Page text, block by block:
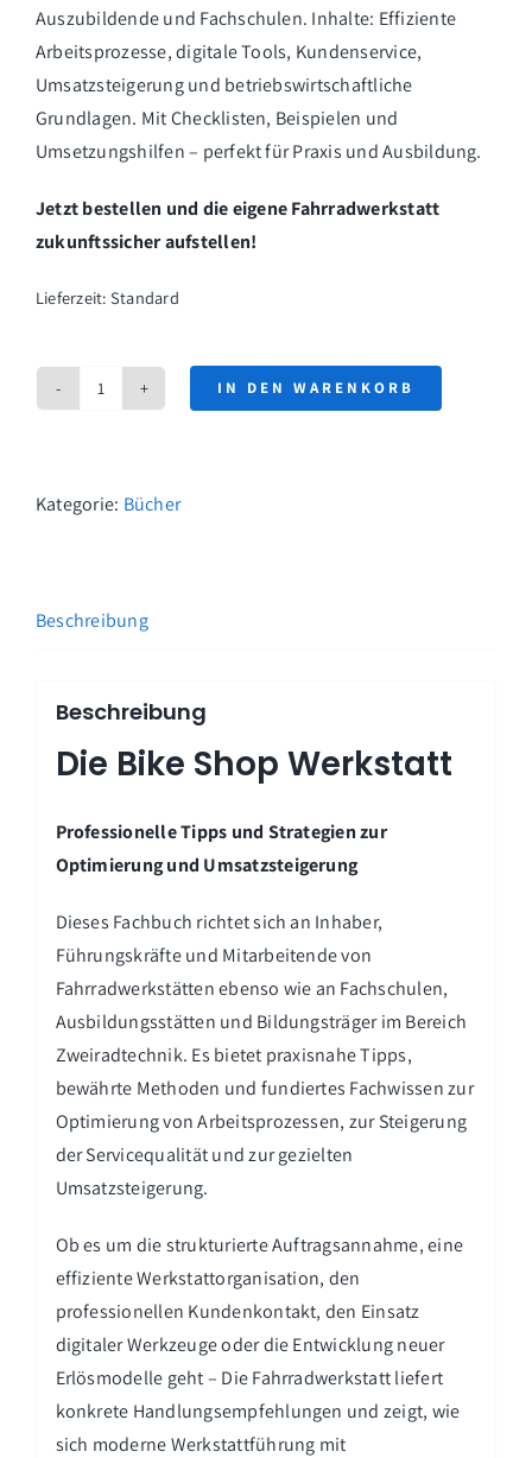
Auszubildende und Fachschulen. Inhalte: Effiziente
Arbeitsprozesse, digitale Tools, Kundenservice,
Umsatzsteigerung und betriebswirtschaftliche
Grundlagen. Mit Checklisten, Beispielen und
Umsetzungshilfen – perfekt für Praxis und Ausbildung.
Jetzt bestellen und die eigene Fahrradwerkstatt
zukunftssicher aufstellen!
Lieferzeit: Standard
Bike
IN DEN WARENKORB
Kategorie: Bücher
Beschreibung
Beschreibung
Die Bike Shop Werkstatt
Professionelle Tipps und Strategien zur
Optimierung und Umsatzsteigerung
Dieses Fachbuch richtet sich an Inhaber,
Führungskräfte und Mitarbeitende von
Fahrradwerkstätten ebenso wie an Fachschulen,
Ausbildungsstätten und Bildungsträger im Bereich
Zweiradtechnik. Es bietet praxisnahe Tipps,
bewährte Methoden und fundiertes Fachwissen zur
Optimierung von Arbeitsprozessen, zur Steigerung
der Servicequalität und zur gezielten
Umsatzsteigerung.
Ob es um die strukturierte Auftragsannahme, eine
effiziente Werkstattorganisation, den
professionellen Kundenkontakt, den Einsatz
digitaler Werkzeuge oder die Entwicklung neuer
Erlösmodelle geht – Die Fahrradwerkstatt liefert
konkrete Handlungsempfehlungen und zeigt, wie
sich moderne Werkstattführung mit